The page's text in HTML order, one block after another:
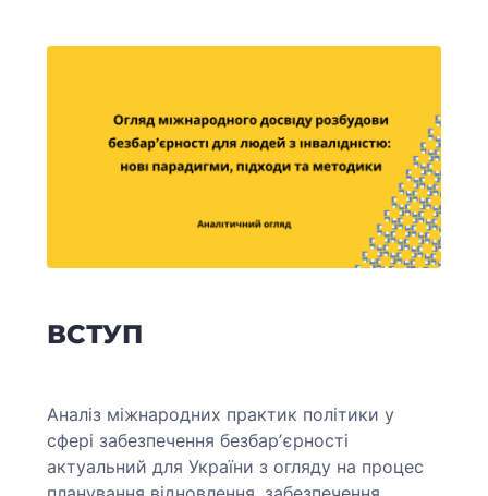
ВСТУП
Аналіз міжнародних практик політики у
сфері забезпечення безбарʼєрності
актуальний для України з огляду на процес